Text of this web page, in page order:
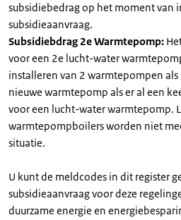
subsidiebedrag op het moment van
subsidieaanvraag.
Subsidiebdrag 2e Warmtepomp:
voor een 2e lucht-water
installeren van 2 warmtepompen
nieuwe warmtepomp als er al een
voor een lucht-water warmtepomp.
warmtepompboilers worden niet
situatie.
U kunt de meldcodes in dit register
subsidieaanvraag voor deze
duurzame energie en